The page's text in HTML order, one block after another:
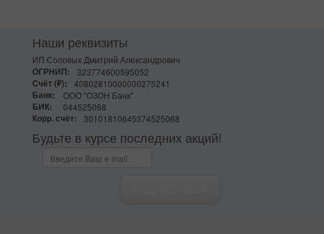
Наши реквизиты
ИП Соловых Дмитрий Александрович
ОГРНИП:
323774600595052
Счёт (₽):
40802810000000275241
Банк:
ООО "ОЗОН Банк"
БИК:
044525068
Корр. счёт:
30101810645374525068
Будьте в курсе последних акций!